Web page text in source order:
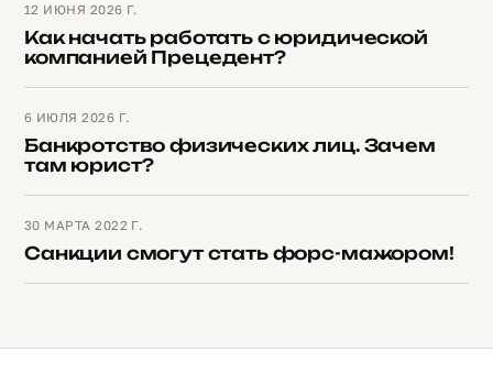
12 ИЮНЯ 2026 Г.
Как начать работать с юридической
компанией Прецедент?
6 ИЮЛЯ 2026 Г.
Банкротство физических лиц. Зачем
там юрист?
30 МАРТА 2022 Г.
Санкции смогут стать форс-мажором!